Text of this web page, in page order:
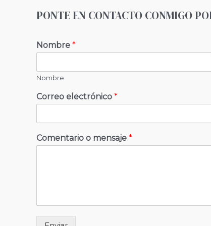
PONTE EN CONTACTO CONMIGO
Nombre *
Nombre
Correo electrónico *
Comentario o mensaje *